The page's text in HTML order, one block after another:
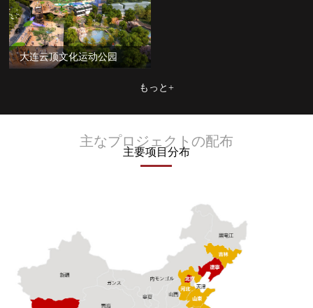
大连云顶文化运动公园
もっと+
主なプロジェクトの配布
主要项目分布